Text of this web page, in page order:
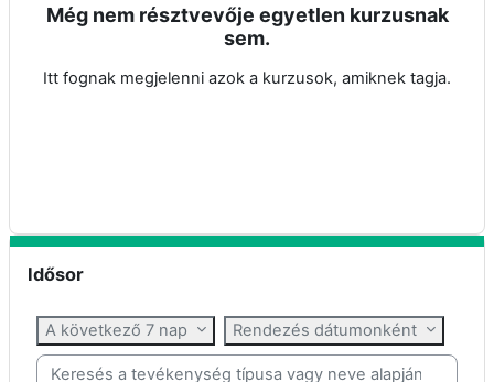
Még nem résztvevője egyetlen kurzusnak
sem.
Itt fognak megjelenni azok a kurzusok, amiknek tagja.
Idősor kihagyása
Idősor
A következő 7 nap
Rendezés dátumonként
Keresés a tevékenység típusa vagy neve alapján